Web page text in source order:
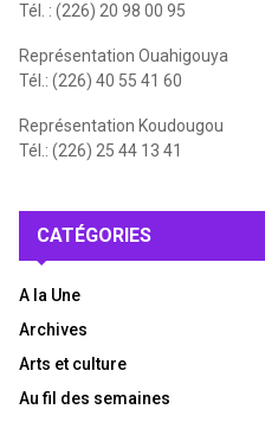
Tél. : (226) 20 98 00 95
Représentation Ouahigouya
Tél.: (226) 40 55 41 60
Représentation Koudougou
Tél.: (226) 25 44 13 41
CATÉGORIES
A la Une
Archives
Arts et culture
Au fil des semaines